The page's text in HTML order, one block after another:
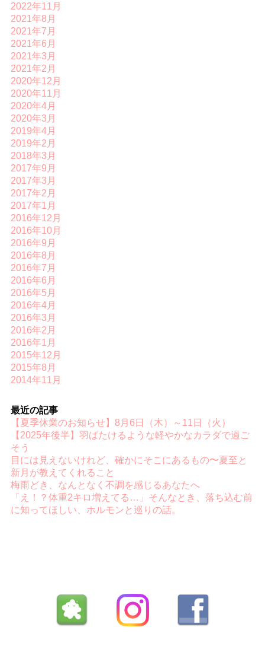
2022年11月
2021年8月
2021年7月
2021年6月
2021年3月
2021年2月
2020年12月
2020年11月
2020年4月
2020年3月
2019年4月
2019年2月
2018年3月
2017年9月
2017年3月
2017年2月
2017年1月
2016年12月
2016年10月
2016年9月
2016年8月
2016年7月
2016年6月
2016年5月
2016年4月
2016年3月
2016年2月
2016年1月
2015年12月
2015年8月
2014年11月
最近の記事
【夏季休業のお知らせ】8月6日（木）～11日（火）
【2025年後半】羽ばたけるような軽やかなカラダで過ご
そう
目には見えないけれど、確かにそこにあるもの〜夏至と
新月が教えてくれること
梅雨どき、なんとなく不調を感じるあなたへ
「え！？体重2キロ増えてる…」そんなとき、落ち込む前
に知ってほしい、ホルモンと巡りの話。